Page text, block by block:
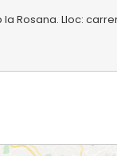
Rosana. Lloc: